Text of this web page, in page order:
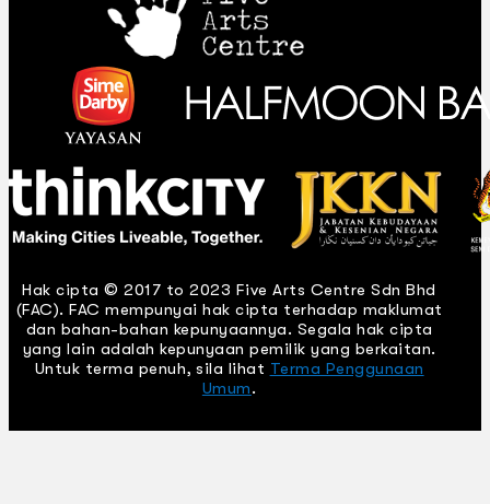
Hak cipta © 2017 to 2023 Five Arts Centre Sdn Bhd
(FAC). FAC mempunyai hak cipta terhadap maklumat
dan bahan-bahan kepunyaannya. Segala hak cipta
yang lain adalah kepunyaan pemilik yang berkaitan.
Untuk terma penuh, sila lihat Terma Penggunaan
Umum.